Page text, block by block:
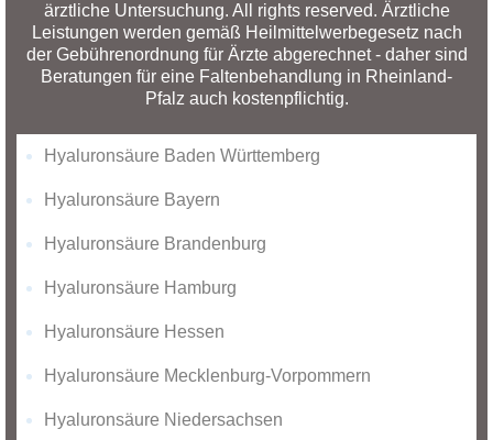
ärztliche Untersuchung. All rights reserved. Ärztliche
Leistungen werden gemäß Heilmittelwerbegesetz nach
der Gebührenordnung für Ärzte abgerechnet - daher sind
Beratungen für eine Faltenbehandlung in Rheinland-
Pfalz auch kostenpflichtig.
Hyaluronsäure Baden Württemberg
Hyaluronsäure Bayern
Hyaluronsäure Brandenburg
Hyaluronsäure Hamburg
Hyaluronsäure Hessen
Hyaluronsäure Mecklenburg-Vorpommern
Hyaluronsäure Niedersachsen